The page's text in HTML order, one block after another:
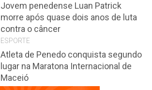
Jovem penedense Luan Patrick
morre após quase dois anos de luta
contra o câncer
ESPORTE
Atleta de Penedo conquista segundo
lugar na Maratona Internacional de
Maceió